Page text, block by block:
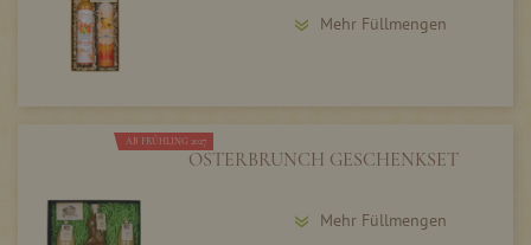
Mehr Füllmengen
AB FRÜHLING 2027
OSTERBRUNCH GESCHENKSET
Mehr Füllmengen